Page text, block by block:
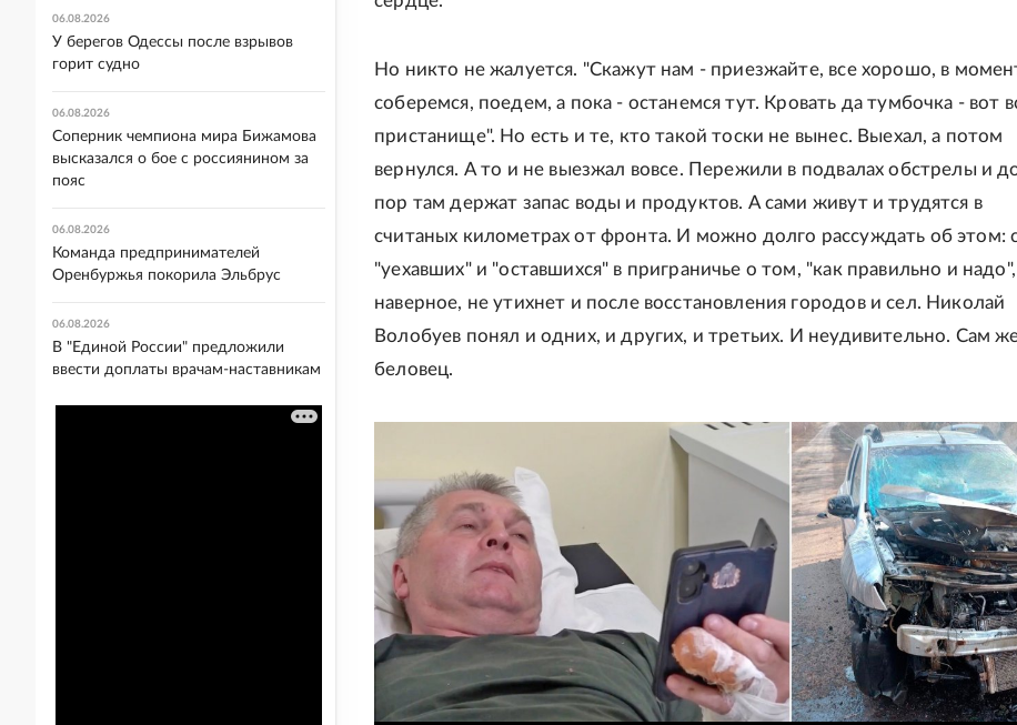
Но никто не жалуется. "Скажут нам - приезжайте, все хорошо, в
соберемся, поедем, а пока - останемся тут. Кровать да тумбочка - вот
пристанище". Но есть и те, кто такой тоски не вынес. Выехал, а потом
вернулся. А то и не выезжал вовсе. Пережили в подвалах обстрелы и
пор там держат запас воды и продуктов. А сами живут и трудятся в
считаных километрах от фронта. И можно долго рассуждать об этом:
"уехавших" и "оставшихся" в приграничье о том, "как правильно и надо",
наверное, не утихнет и после восстановления городов и сел. Николай
Волобуев понял и одних, и других, и третьих. И неудивительно. Сам
беловец.
06.08.2026
У берегов Одессы после взрывов
горит судно
06.08.2026
Соперник чемпиона мира Бижамова
высказался о бое с россиянином за
пояс
06.08.2026
Команда предпринимателей
Оренбуржья покорила Эльбрус
06.08.2026
В "Единой России" предложили
ввести доплаты врачам-наставникам